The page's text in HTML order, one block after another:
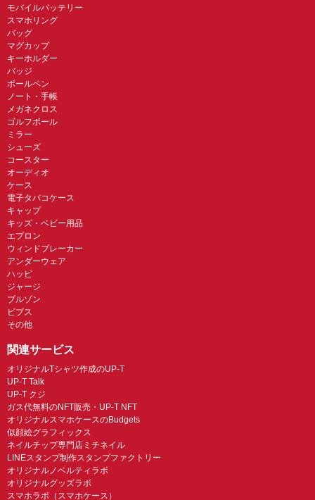
モバイルバッテリー
スマホリング
バッグ
マグカップ
キーホルダー
バッジ
ボールペン
ノート・手帳
メガネクロス
ゴルフボール
ミラー
シューズ
コースター
オーディオ
ケース
電子タバコケース
キャップ
キッズ・ベビー用品
エプロン
ウィンドブレーカー
アンダーウェア
ハッピ
ジャージ
ブルゾン
ビブス
その他
関連サービス
オリジナルTシャツ作成のUP-T
UP-T Talk
UP-T クジ
ガス代無料のNFT販売・UP-T NFT
オリジナルスマホケースのBudgets
似顔絵グラフィックス
ネイルチップ専門店ミチネイル
LINEスタンプ制作スタンプファクトリー
オリジナルノベルティラボ
オリジナルグッズラボ
スマホラボ（スマホケース）